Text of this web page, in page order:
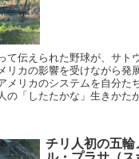
て伝えられた野球が、サト
リカの影響を受けながら発
メリカのシステムを自分た
の「したたかな」生きかた
チリ人初の五輪